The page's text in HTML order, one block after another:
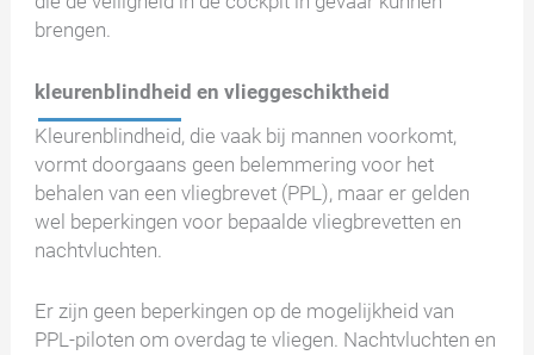
brengen.
kleurenblindheid en vlieggeschiktheid
Kleurenblindheid, die vaak bij mannen voorkomt,
vormt doorgaans geen belemmering voor het
behalen van een vliegbrevet (PPL), maar er gelden
wel beperkingen voor bepaalde vliegbrevetten en
nachtvluchten.
Er zijn geen beperkingen op de mogelijkheid van
PPL-piloten om overdag te vliegen. Nachtvluchten en